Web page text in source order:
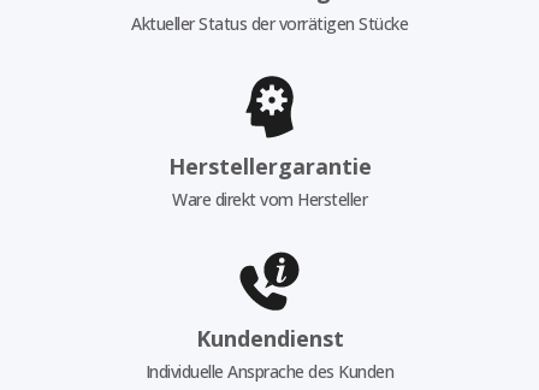
Aktueller Status der vorrätigen Stücke
Herstellergarantie
Ware direkt vom Hersteller
Kundendienst
Individuelle Ansprache des Kunden